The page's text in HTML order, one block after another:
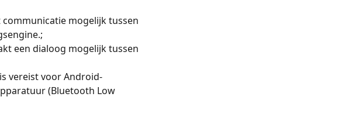
mogelijk tussen
een dialoog mogelijk tussen
vereist voor Android-
(Bluetooth Low